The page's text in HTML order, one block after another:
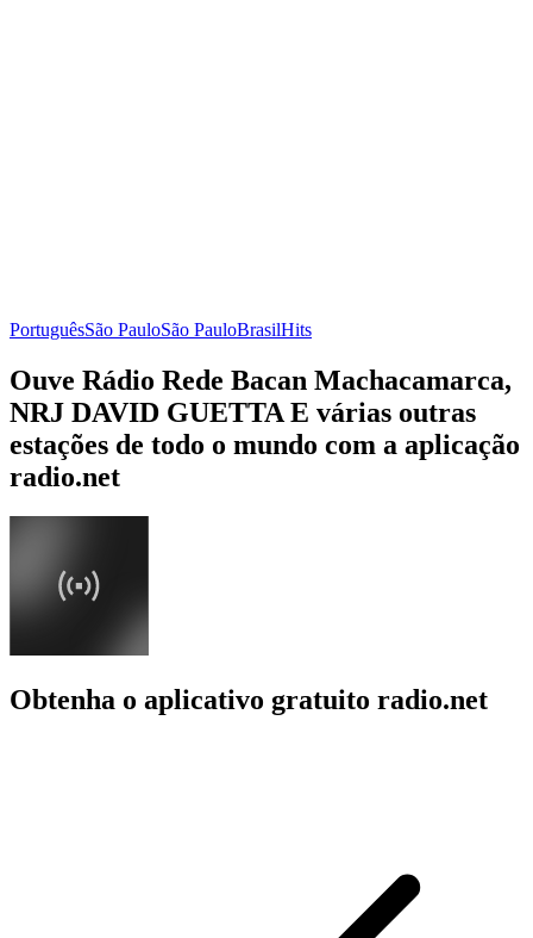
PortuguêsSão PauloSão PauloBrasilHits
Ouve Rádio Rede Bacan Machacamarca,
NRJ DAVID GUETTA E várias outras
estações de todo o mundo com a aplicação
radio.net
Obtenha o aplicativo gratuito radio.net